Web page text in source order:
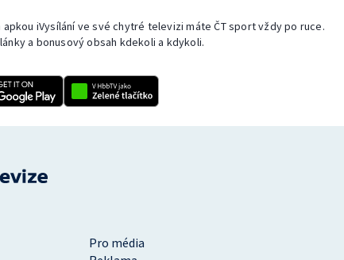
apkou iVysílání ve své chytré televizi máte ČT sport vždy po ruce.
a bonusový obsah kdekoli a kdykoli.
Pro média